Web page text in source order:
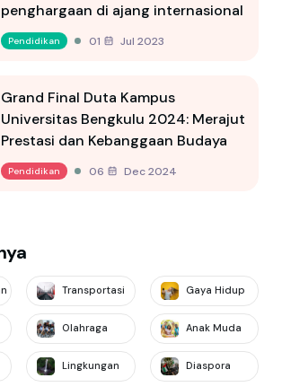
penghargaan di ajang internasional
Pendidikan 01 Jul 2023
Grand Final Duta Kampus
Universitas Bengkulu 2024: Merajut
Prestasi dan Kebanggaan Budaya
Pendidikan 06 Dec 2024
Transportasi Gaya Hidup
Olahraga Anak Muda
Lingkungan Diaspora